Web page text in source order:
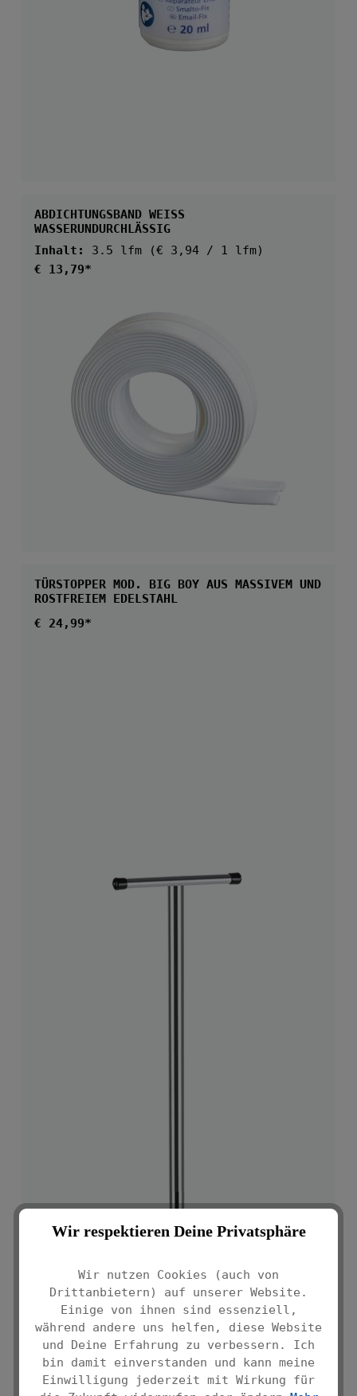
ABDICHTUNGSBAND WEISS
WASSERUNDURCHLÄSSIG
Inhalt: 3.5 lfm (€ 3,94 / 1 lfm)
Regulärer Preis:
€ 13,79*
TÜRSTOPPER MOD. BIG BOY AUS MASSIVEM UND
ROSTFREIEM EDELSTAHL
Regulärer Preis:
€ 24,99*
Wir respektieren Deine Privatsphäre
Wir nutzen Cookies (auch von
Drittanbietern) auf unserer Website.
Einige von ihnen sind essenziell,
während andere uns helfen, diese Website
und Deine Erfahrung zu verbessern. Ich
bin damit einverstanden und kann meine
Einwilligung jederzeit mit Wirkung für